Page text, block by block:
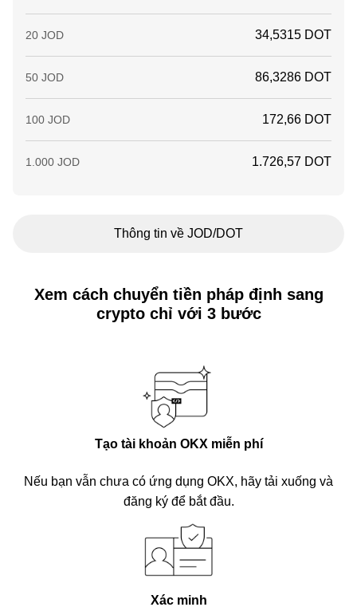
20 JOD 34,5315 DOT
50 JOD 86,3286 DOT
100 JOD 172,66 DOT
1.000 JOD 1.726,57 DOT
Thông tin về JOD/DOT
Xem cách chuyển tiền pháp định sang
crypto chỉ với 3 bước
Tạo tài khoản OKX miễn phí
Nếu bạn vẫn chưa có ứng dụng OKX, hãy tải xuống và
đăng ký để bắt đầu.
Xác minh